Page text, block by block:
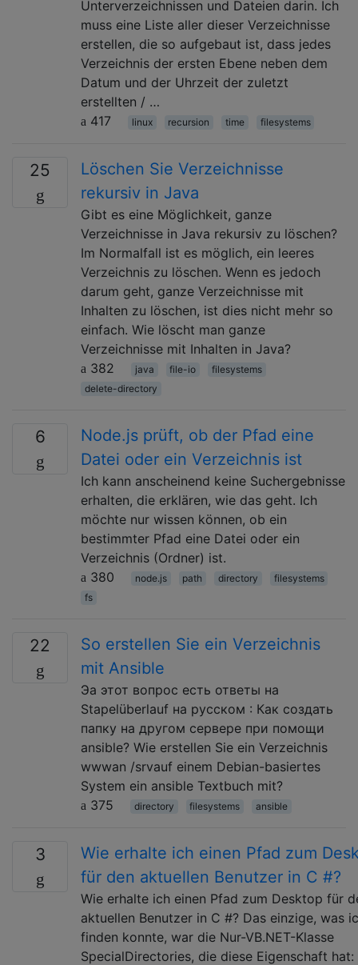
Unterverzeichnissen und Dateien darin. Ich
muss eine Liste aller dieser Verzeichnisse
erstellen, die so aufgebaut ist, dass jedes
Verzeichnis der ersten Ebene neben dem
Datum und der Uhrzeit der zuletzt
erstellten / …
417
linux recursion time filesystems
25
Löschen Sie Verzeichnisse
rekursiv in Java
Gibt es eine Möglichkeit, ganze
Verzeichnisse in Java rekursiv zu löschen?
Im Normalfall ist es möglich, ein leeres
Verzeichnis zu löschen. Wenn es jedoch
darum geht, ganze Verzeichnisse mit
Inhalten zu löschen, ist dies nicht mehr so ​​
einfach. Wie löscht man ganze
Verzeichnisse mit Inhalten in Java?
382
java file-io
filesystems
delete-directory
6
Node.js prüft, ob der Pfad eine
Datei oder ein Verzeichnis ist
Ich kann anscheinend keine Suchergebnisse
erhalten, die erklären, wie das geht. Ich
möchte nur wissen können, ob ein
bestimmter Pfad eine Datei oder ein
Verzeichnis (Ordner) ist.
380
node.js path directory
filesystems
fs
22
So erstellen Sie ein Verzeichnis
mit Ansible
Эа этот вопрос есть ответы на
Stapelüberlauf на русском : Как создать
папку на другом сервере при помощи
ansible? Wie erstellen Sie ein Verzeichnis
wwwan /srvauf einem Debian-basiertes
System ein ansible Textbuch mit?
375
directory filesystems ansible
3
Wie erhalte ich einen Pfad zum
für den aktuellen Benutzer in C #?
Wie erhalte ich einen Pfad zum Desktop für
aktuellen Benutzer in C #? Das einzige, was
finden konnte, war die Nur-VB.NET-Klasse
SpecialDirectories, die diese Eigenschaft hat: